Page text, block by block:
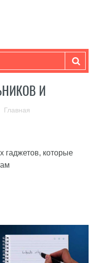
И
Главная
гаджетов, которые